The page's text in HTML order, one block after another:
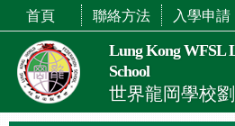
Lung Kong WFSL
School
世界龍岡學校
首頁 聯絡方法 入學申請